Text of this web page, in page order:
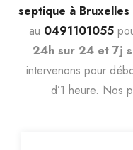
septique à Bruxelles
au 0491101055
24h sur 24 et 7j
intervenons pour
d’1 heure. Nos